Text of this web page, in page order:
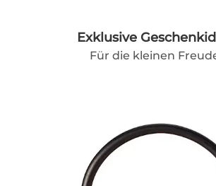
Exklusive
Für die kleinen